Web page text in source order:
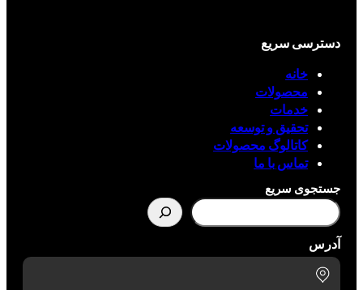
دسترسی سریع
خانه
محصولات
خدمات
تحقیق و توسعه
کاتالوگ محصولات
تماس با ما
جستجوی سریع
آدرس